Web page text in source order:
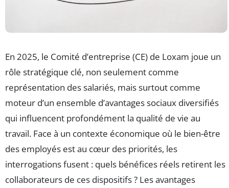
En 2025, le Comité d’entreprise (CE) de Loxam joue un
rôle stratégique clé, non seulement comme
représentation des salariés, mais surtout comme
moteur d’un ensemble d’avantages sociaux diversifiés
qui influencent profondément la qualité de vie au
travail. Face à un contexte économique où le bien-être
des employés est au cœur des priorités, les
interrogations fusent : quels bénéfices réels retirent les
collaborateurs de ces dispositifs ? Les avantages